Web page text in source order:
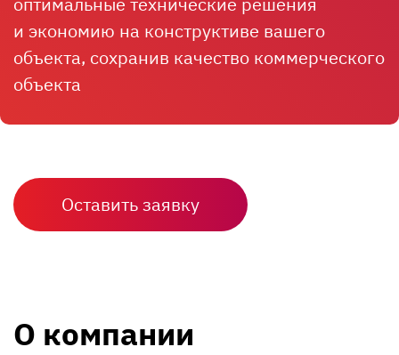
и экономию на конструктиве вашего
объекта, сохранив качество коммерческого
объекта
Оставить заявку
О компании